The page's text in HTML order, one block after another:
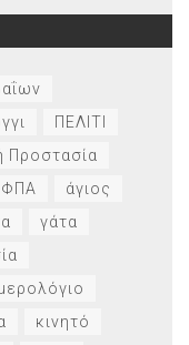
ΠΕΛΙΤΙ
Προστασία
ΦΠΑ
άγιος
γάτα
κινητό